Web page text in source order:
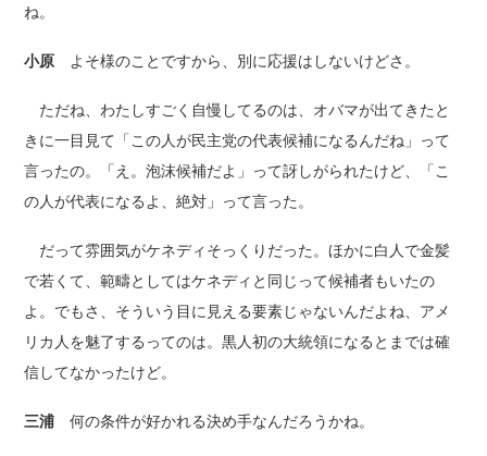
ね。
小原 よそ様のことですから、別に応援はしないけどさ。
ただね、わたしすごく自慢してるのは、オバマが出てきたと
きに一目見て「この人が民主党の代表候補になるんだね」って
言ったの。「え。泡沫候補だよ」って訝しがられたけど、「こ
の人が代表になるよ、絶対」って言った。
だって雰囲気がケネディそっくりだった。ほかに白人で金髪
で若くて、範疇としてはケネディと同じって候補者もいたの
よ。でもさ、そういう目に見える要素じゃないんだよね、アメ
リカ人を魅了するってのは。黒人初の大統領になるとまでは確
信してなかったけど。
三浦何の条件が好かれる決め手なんだろうかね。